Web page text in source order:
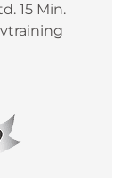
15 Min.